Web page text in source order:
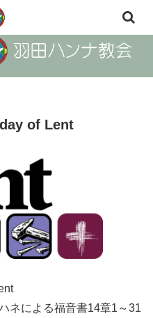
Hanna Church
of Lent
ネによる福音書14章1～31